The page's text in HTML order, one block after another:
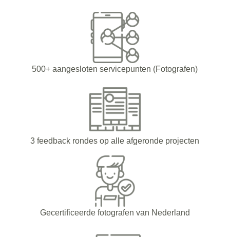
500+ aangesloten servicepunten (Fotografen)
3 feedback rondes op alle afgeronde projecten
Gecertificeerde fotografen van Nederland